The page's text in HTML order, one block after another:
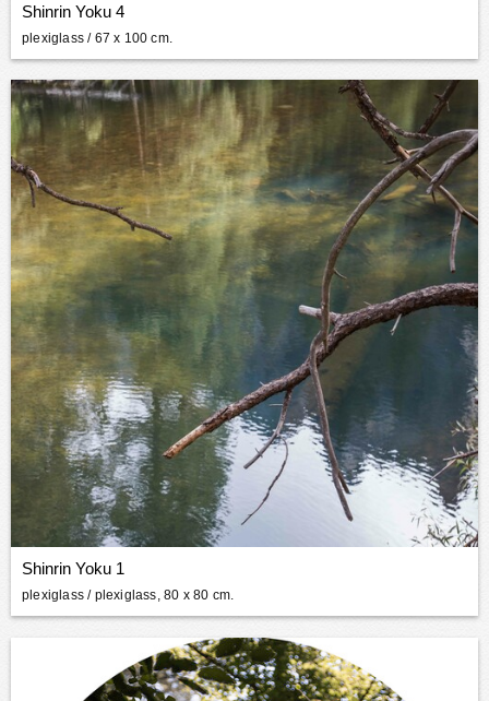
Shinrin Yoku 4
plexiglass / 67 x 100 cm.
Shinrin Yoku 1
plexiglass / plexiglass, 80 x 80 cm.